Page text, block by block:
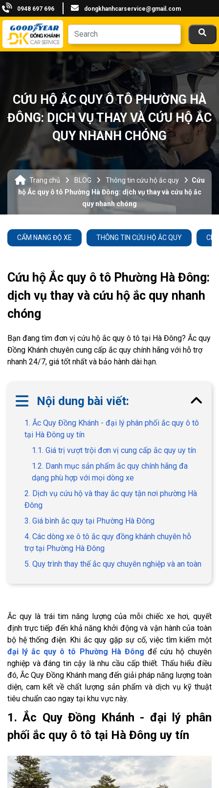
0948 697 696 dongkhanhcarservice@gmail.com
CỨU HỘ ẮC QUY Ô TÔ PHƯỜNG HÀ
ĐÔNG: DỊCH VỤ THAY VÀ CỨU HỘ ẮC
QUY NHANH CHÓNG
Trang chủ BLOG Thông tin cứu hộ ắc quy
Cứu
hộ Ắc quy ô tô Phường Hà Đông: dịch vụ thay và cứu hộ ắc
quy nhanh chóng
CẨM NANG ĐỘ XE THÔNG TIN CỨU HỘ ẮC QUY
Cứu hộ Ắc quy ô tô Phường Hà Đông:
dịch vụ thay và cứu hộ ắc quy nhanh
chóng
Bạn đang tìm đơn vị cứu hộ ắc quy ô tô tại Hà Đông? Ắc quy
Đồng Khánh chuyên cung cấp ắc quy chính hãng với hỗ trợ
nhanh 24/7, giá tốt nhất và bảo hành dài hạn.
Nội dung bài viết:
1. Ắc Quy Đồng Khánh - đại lý phân phối ắc quy ô tô
tại Hà Đông uy tín
1.1. Giá trị vượt trội đơn vị cung cấp ắc quy uy tín
1.2. Danh mục sản phẩm ắc quy chính hãng đa
dạng phù hợp với mọi dòng xe
2. Dịch vụ cứu hộ và thay ắc quy tận nơi phường Hà
Đông
3. Giá bình ắc quy tại Phường Hà Đông
4. Các dòng xe ô tô ắc quy đồng khánh chuyên hỗ
trợ tại Phường Hà Đông
5. Quy trình thay thế ắc quy chuyên nghiệp và an toàn
Ắc quy là trái tim năng lượng của mỗi chiếc xe hơi, quyết
định trực tiếp đến khả năng khởi động và vận hành của toàn
bộ hệ thống điện. Khi ắc quy gặp sự cố, việc tìm kiếm một
đại lý ắc quy ô tô Phường Hà Đông để cứu hộ chuyên
nghiệp và đáng tin cậy là nhu cầu cấp thiết. Thấu hiểu điều
đó, Ắc Quy Đồng Khánh mang đến giải pháp năng lượng toàn
diện, cam kết về chất lượng sản phẩm và dịch vụ kỹ thuật
tiêu chuẩn cao ngay tại khu vực này.
1. Ắc Quy Đồng Khánh - đại lý phân
phối ắc quy ô tô tại Hà Đông uy tín